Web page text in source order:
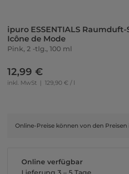
ipuro ESSENTIALS
Icône de Mode
Pink, 2 -tlg., 100 ml
12,99 €
inkl. MwSt | 129,90 € / l
Online verfügbar